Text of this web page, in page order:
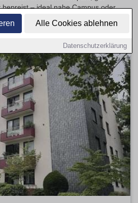
Alle Cookies ablehnen
Datenschutzerklärung
– ideal nahe Campus oder
Innenstadt.